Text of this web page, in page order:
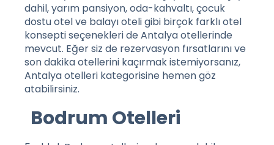
dahil, yarım pansiyon, oda-kahvaltı, çocuk
dostu otel ve balayı oteli gibi birçok farklı otel
konsepti seçenekleri de Antalya otellerinde
mevcut. Eğer siz de rezervasyon fırsatlarını ve
son dakika otellerini kaçırmak istemiyorsanız,
Antalya otelleri kategorisine hemen göz
atabilirsiniz.
Bodrum Otelleri